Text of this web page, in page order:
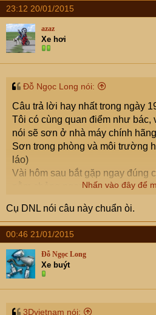
23:12 20/01/2015
azaz
Xe hơi
Đỗ Ngọc Long nói:
Câu trả lời hay nhất trong ngày
Tôi có cùng quan điểm như bác,
nói sẽ sơn ở nhà máy chính
Sơn trong phòng và môi trường
láo)
Vài hôm sau bắt gặp ngay đúng
nằm chỏng ngọng ngoài đầu
Chán không buồn tả nữa.
Nhấn vào đây để
Cụ DNL nói câu này chuẩn òi.
00:46 21/01/2015
Đỗ Ngọc Long
Xe buýt
3Dvietnam nói: